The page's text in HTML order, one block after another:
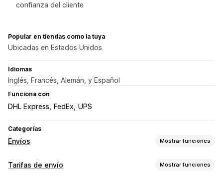
confianza del cliente
Popular en tiendas como la tuya
Ubicadas en Estados Unidos
Idiomas
Inglés, Francés, Alemán, y Español
Funciona con
DHL Express FedEx UPS
Categorías
Envíos Mostrar funciones
Etiquetas y embalaje
Tarifas de envío Mostrar funciones